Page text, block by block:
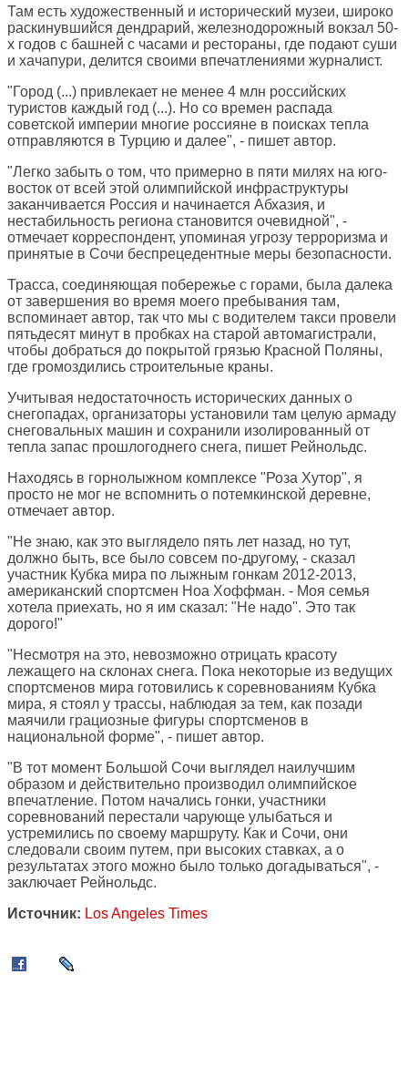
Там есть художественный и исторический музеи, широко
раскинувшийся дендрарий, железнодорожный вокзал 50-
х годов с башней с часами и рестораны, где подают суши
и хачапури, делится своими впечатлениями журналист.
"Город (...) привлекает не менее 4 млн российских
туристов каждый год (...). Но со времен распада
советской империи многие россияне в поисках тепла
отправляются в Турцию и далее", - пишет автор.
"Легко забыть о том, что примерно в пяти милях на юго-
восток от всей этой олимпийской инфраструктуры
заканчивается Россия и начинается Абхазия, и
нестабильность региона становится очевидной", -
отмечает корреспондент, упоминая угрозу терроризма и
принятые в Сочи беспрецедентные меры безопасности.
Трасса, соединяющая побережье с горами, была далека
от завершения во время моего пребывания там,
вспоминает автор, так что мы с водителем такси провели
пятьдесят минут в пробках на старой автомагистрали,
чтобы добраться до покрытой грязью Красной Поляны,
где громоздились строительные краны.
Учитывая недостаточность исторических данных о
снегопадах, организаторы установили там целую армаду
снеговальных машин и сохранили изолированный от
тепла запас прошлогоднего снега, пишет Рейнольдс.
Находясь в горнолыжном комплексе "Роза Хутор", я
просто не мог не вспомнить о потемкинской деревне,
отмечает автор.
"Не знаю, как это выглядело пять лет назад, но тут,
должно быть, все было совсем по-другому, - сказал
участник Кубка мира по лыжным гонкам 2012-2013,
американский спортсмен Ноа Хоффман. - Моя семья
хотела приехать, но я им сказал: "Не надо". Это так
дорого!"
"Несмотря на это, невозможно отрицать красоту
лежащего на склонах снега. Пока некоторые из ведущих
спортсменов мира готовились к соревнованиям Кубка
мира, я стоял у трассы, наблюдая за тем, как позади
маячили грациозные фигуры спортсменов в
национальной форме", - пишет автор.
"В тот момент Большой Сочи выглядел наилучшим
образом и действительно производил олимпийское
впечатление. Потом начались гонки, участники
соревнований перестали чарующе улыбаться и
устремились по своему маршруту. Как и Сочи, они
следовали своим путем, при высоких ставках, а о
результатах этого можно было только догадываться", -
заключает Рейнольдс.
Источник: Los Angeles Times